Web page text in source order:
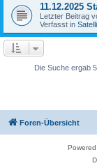
11.12.2025
Letzter Beitrag
Verfasst in
Die Suche ergab
Foren-Übersicht